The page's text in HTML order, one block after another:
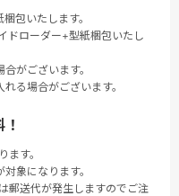
包いたします。
ドローダー+型紙梱包いたし
がございます。
る場合がございます。
す。
象になります。
郵送代が発生しますのでご注